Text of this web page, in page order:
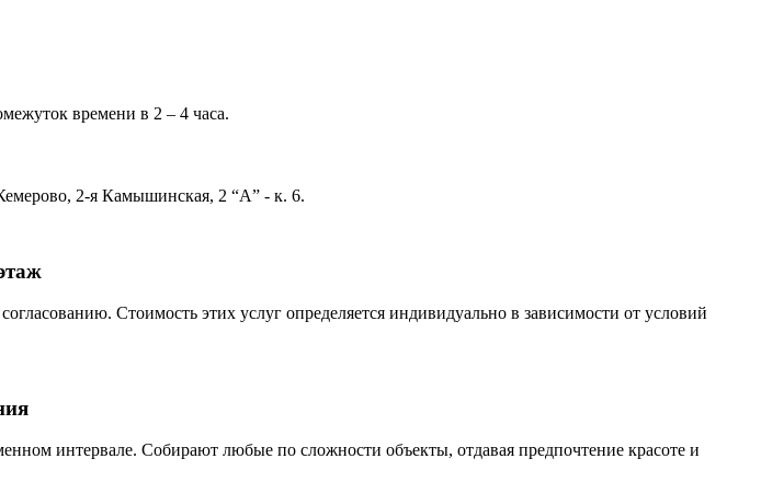
времени в 2 – 4 часа.
2-я Камышинская, 2 “А” - к. 6.
Стоимость этих услуг определяется индивидуально в зависимости от условий
интервале. Собирают любые по сложности объекты, отдавая предпочтение красоте и